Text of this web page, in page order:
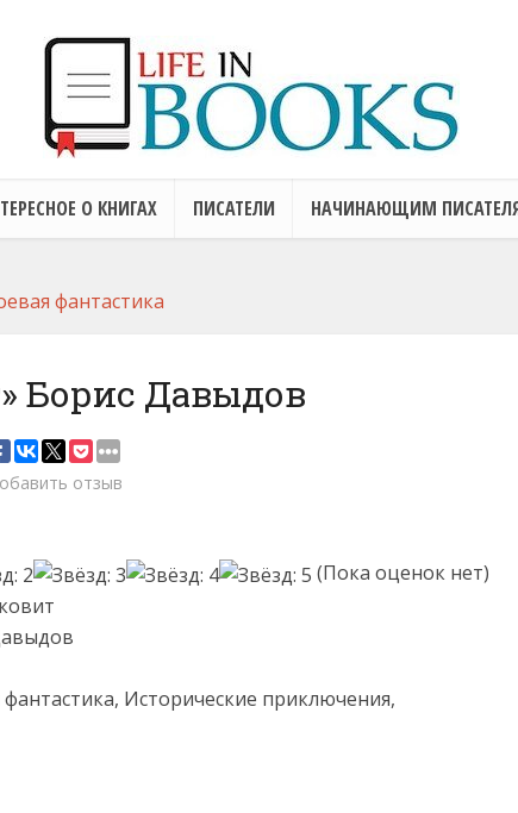
О КНИГАХ ПИСАТЕЛИ НАЧИНАЮЩИМ
фантастика
Борис Давыдов
отзыв
(Пока оценок нет)
Исторические приключения,